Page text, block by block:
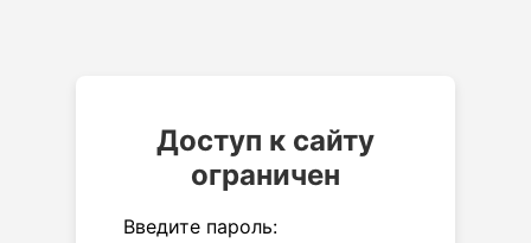
Доступ к сайту
ограничен
Введите пароль: